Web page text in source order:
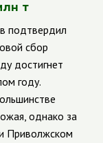
т
подтвердил
сбор
достигнет
году.
однако за
Приволжском